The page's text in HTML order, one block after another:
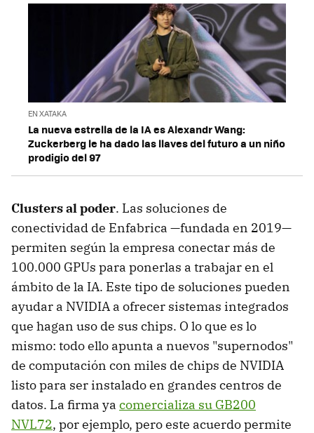
EN XATAKA
La nueva estrella de la IA es Alexandr Wang:
Zuckerberg le ha dado las llaves del futuro a un niño
prodigio del 97
Clusters al poder. Las soluciones de
conectividad de Enfabrica —fundada en 2019—
permiten según la empresa conectar más de
100.000 GPUs para ponerlas a trabajar en el
ámbito de la IA. Este tipo de soluciones pueden
ayudar a NVIDIA a ofrecer sistemas integrados
que hagan uso de sus chips. O lo que es lo
mismo: todo ello apunta a nuevos "supernodos"
de computación con miles de chips de NVIDIA
listo para ser instalado en grandes centros de
datos. La firma ya comercializa su GB200
NVL72, por ejemplo, pero este acuerdo permite